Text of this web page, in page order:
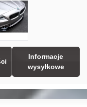
Informacje
wysyłkowe